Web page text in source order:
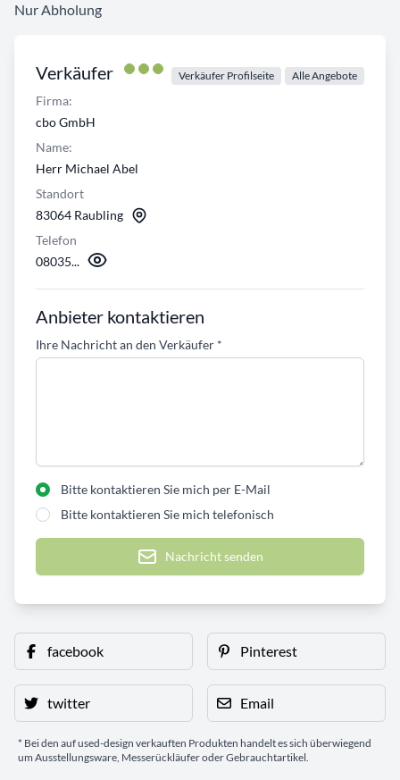
Verkäufer Verkäufer Profilseite Alle Angebote
Firma:
cbo GmbH
Name:
Herr Michael Abel
Standort
83064 Raubling
Telefon
08035...
Anbieter kontaktieren
Ihre Nachricht an den Verkäufer *
Bitte kontaktieren Sie mich per E-Mail
Bitte kontaktieren Sie mich telefonisch
Nachricht senden
Nur Abholung
facebook Pinterest
twitter Email
* Bei den auf used-design verkauften Produkten handelt es sich überwiegend
um Ausstellungsware, Messerückläufer oder Gebrauchtartikel.